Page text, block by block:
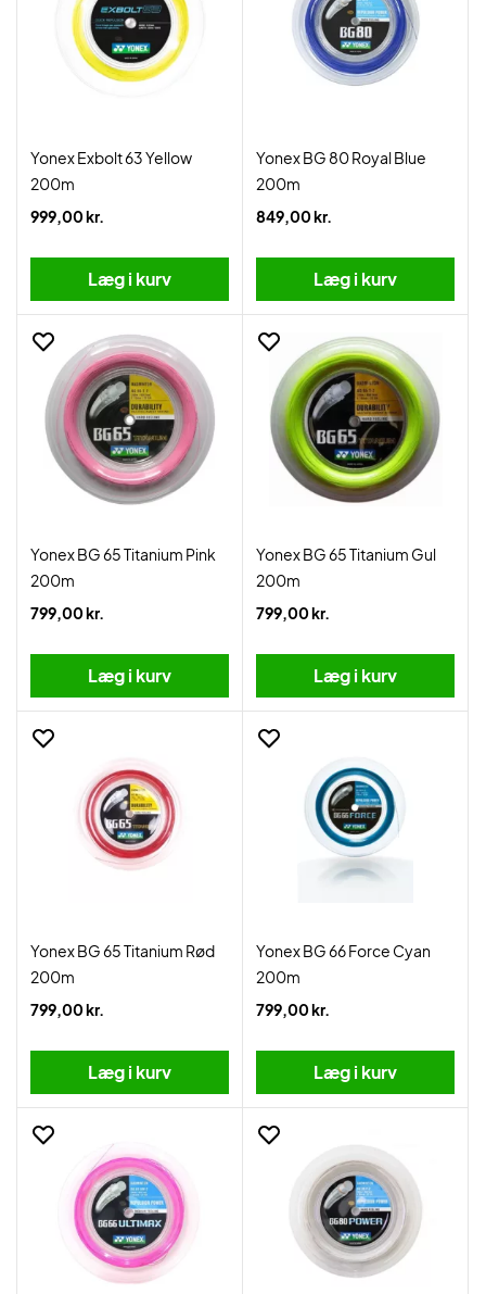
Yonex Exbolt 63 Yellow
200m
999,00 kr.
Læg i kurv
Yonex BG 80 Royal Blue
200m
849,00 kr.
Læg i kurv
Yonex BG 65 Titanium Pink
200m
799,00 kr.
Læg i kurv
Yonex BG 65 Titanium Gul
200m
799,00 kr.
Læg i kurv
Yonex BG 65 Titanium Rød
200m
799,00 kr.
Læg i kurv
Yonex BG 66 Force Cyan
200m
799,00 kr.
Læg i kurv